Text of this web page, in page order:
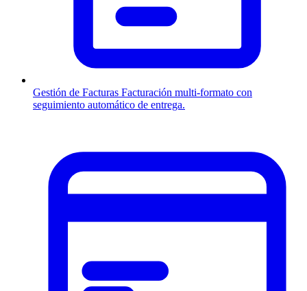
Gestión de Facturas Facturación multi-formato con
seguimiento automático de entrega.